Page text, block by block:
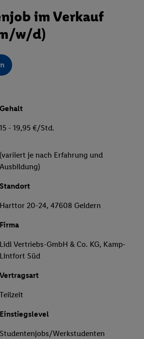
im Verkauf
w/d)
Gehalt
15 - 19,95 €/Std.
(variiert je nach Erfahrung und
Ausbildung)
Standort
Harttor 20-24, 47608 Geldern
Firma
Lidl Vertriebs-GmbH & Co. KG, Kamp-
Lintfort Süd
Vertragsart
Teilzeit
Einstiegslevel
Studentenjobs/Werkstudenten